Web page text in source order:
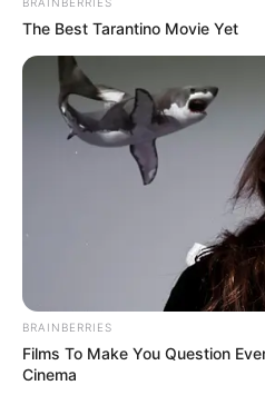
las pasas y las
Sazona con sal,
deseas, una
Cocina a fuego
todos los
integrados, con
BRAINBERRIES
The Best Tarantino Movie Yet
BRAINBERRIES
Films To Make You Question
Cinema